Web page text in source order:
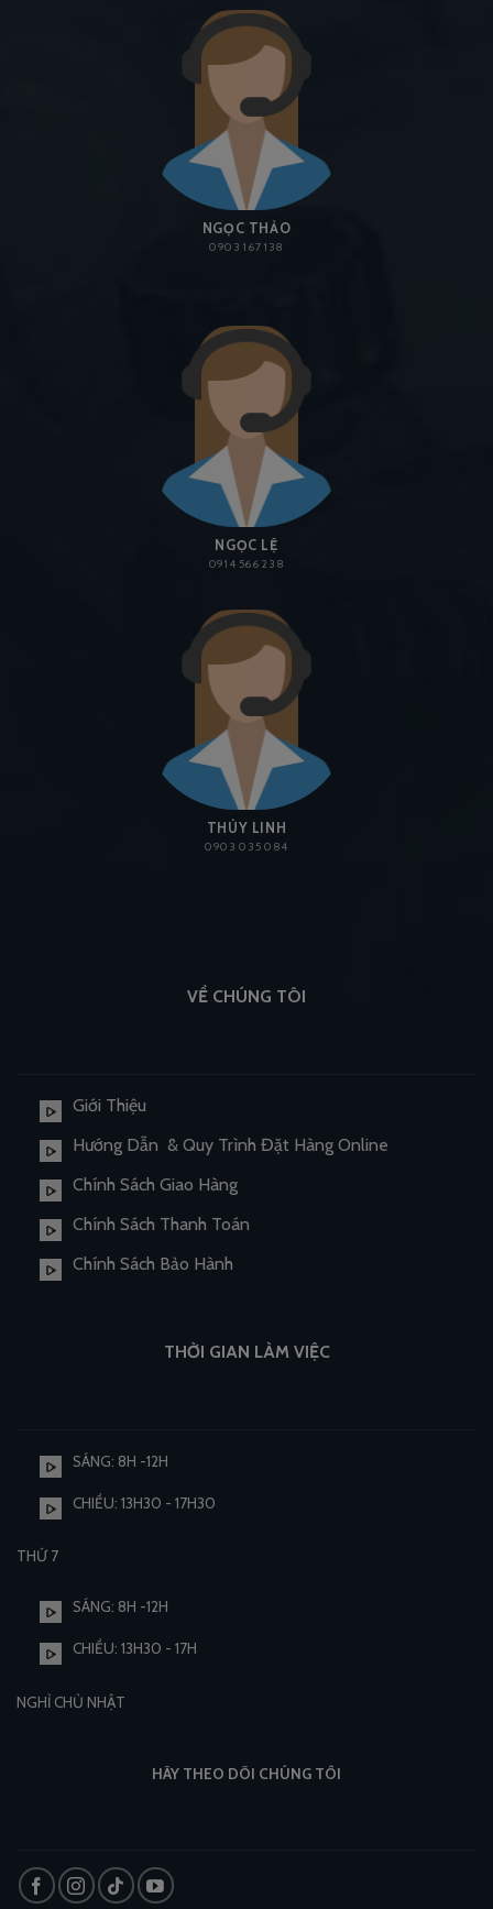
NGỌC THẢO
0903 167 138
NGỌC LỆ
0914 566 238
THÙY LINH
0903 035 084
VỀ CHÚNG TÔI
Giới Thiệu
Hướng Dẫn & Quy Trình Đặt Hàng Online
Chính Sách Giao Hàng
Chính Sách Thanh Toán
Chính Sách Bảo Hành
THỜI GIAN LÀM VIỆC
SÁNG: 8H -12H
CHIỀU: 13H30 - 17H30
THỨ 7
SÁNG: 8H -12H
CHIỀU: 13H30 - 17H
NGHỈ CHỦ NHẬT
HÃY THEO DÕI CHÚNG TÔI